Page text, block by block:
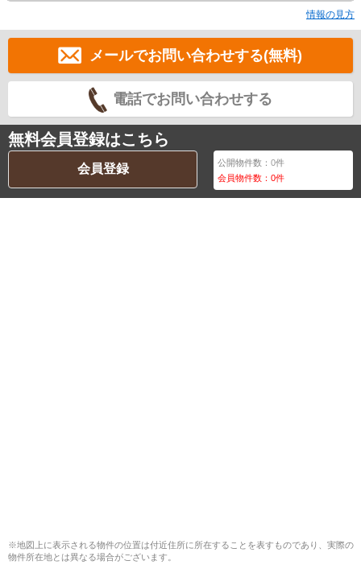
情報の見方
メールでお問い合わせする(無料)
電話でお問い合わせする
無料会員登録はこちら
会員登録 公開物件数：0件
会員物件数：0件
※地図上に表示される物件の位置は付近住所に所在することを表すものであり、実際の
物件所在地とは異なる場合がございます。